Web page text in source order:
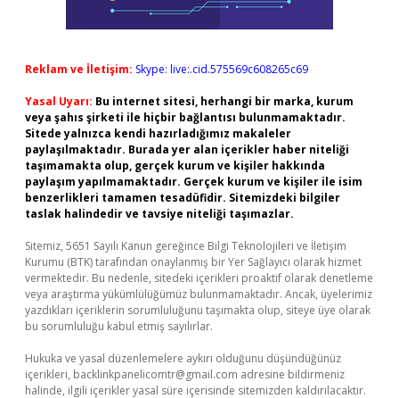
Reklam ve İletişim: Skype: live:.cid.575569c608265c69
Yasal Uyarı: Bu internet sitesi, herhangi bir marka, kurum
veya şahıs şirketi ile hiçbir bağlantısı bulunmamaktadır.
Sitede yalnızca kendi hazırladığımız makaleler
paylaşılmaktadır. Burada yer alan içerikler haber niteliği
taşımamakta olup, gerçek kurum ve kişiler hakkında
paylaşım yapılmamaktadır. Gerçek kurum ve kişiler ile isim
benzerlikleri tamamen tesadüfidir. Sitemizdeki bilgiler
taslak halindedir ve tavsiye niteliği taşımazlar.
Sitemiz, 5651 Sayılı Kanun gereğince Bilgi Teknolojileri ve İletişim
Kurumu (BTK) tarafından onaylanmış bir Yer Sağlayıcı olarak hizmet
vermektedir. Bu nedenle, sitedeki içerikleri proaktif olarak denetleme
veya araştırma yükümlülüğümüz bulunmamaktadır. Ancak, üyelerimiz
yazdıkları içeriklerin sorumluluğunu taşımakta olup, siteye üye olarak
bu sorumluluğu kabul etmiş sayılırlar.
Hukuka ve yasal düzenlemelere aykırı olduğunu düşündüğünüz
içerikleri, backlinkpanelicomtr@gmail.com adresine bildirmeniz
halinde, ilgili içerikler yasal süre içerisinde sitemizden kaldırılacaktır.